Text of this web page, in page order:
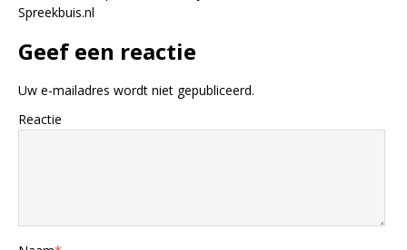
Spreekbuis.nl
Geef een reactie
Uw e-mailadres wordt niet gepubliceerd.
Reactie